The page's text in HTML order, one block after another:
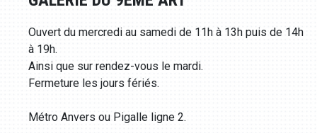
Ouvert du mercredi au samedi de 11h à 13h puis de 14h
à 19h.
Ainsi que sur rendez-vous le mardi.
Fermeture les jours fériés.
Métro Anvers ou Pigalle ligne 2.